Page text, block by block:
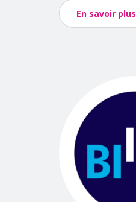
En savoir plus